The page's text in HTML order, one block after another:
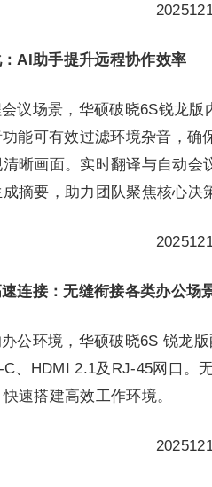
AI助手提升远程协作效率
议场景，华硕破晓6S锐龙
能可有效过滤环境杂音，
晰画面。实时翻译与自动
摘要，助力团队聚焦核心决
连接：无缝衔接各类办公场
公环境，华硕破晓6S 锐龙
C、HDMI 2.1及RJ-45网口。
速搭建高效工作环境。